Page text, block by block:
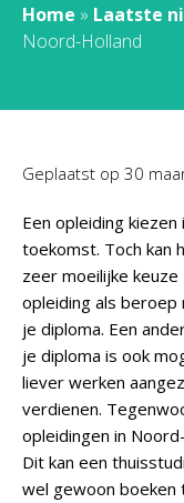
Home » Laatste
Noord-Holland
Geplaatst op 30
Een opleiding
toekomst. Toch kan
zeer moeilijke
opleiding als beroep
je diploma. Een
je diploma is ook
liever werken
verdienen.
opleidingen in
Dit kan een
wel gewoon boeken